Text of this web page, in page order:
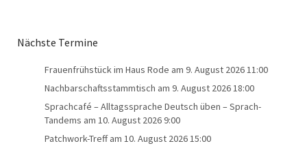
Nächste Termine
Frauenfrühstück im Haus Rode am 9. August 2026 11:00
Nachbarschaftsstammtisch am 9. August 2026 18:00
Sprachcafé – Alltagssprache Deutsch üben – Sprach-
Tandems am 10. August 2026 9:00
Patchwork-Treffam 10. August 2026 15:00